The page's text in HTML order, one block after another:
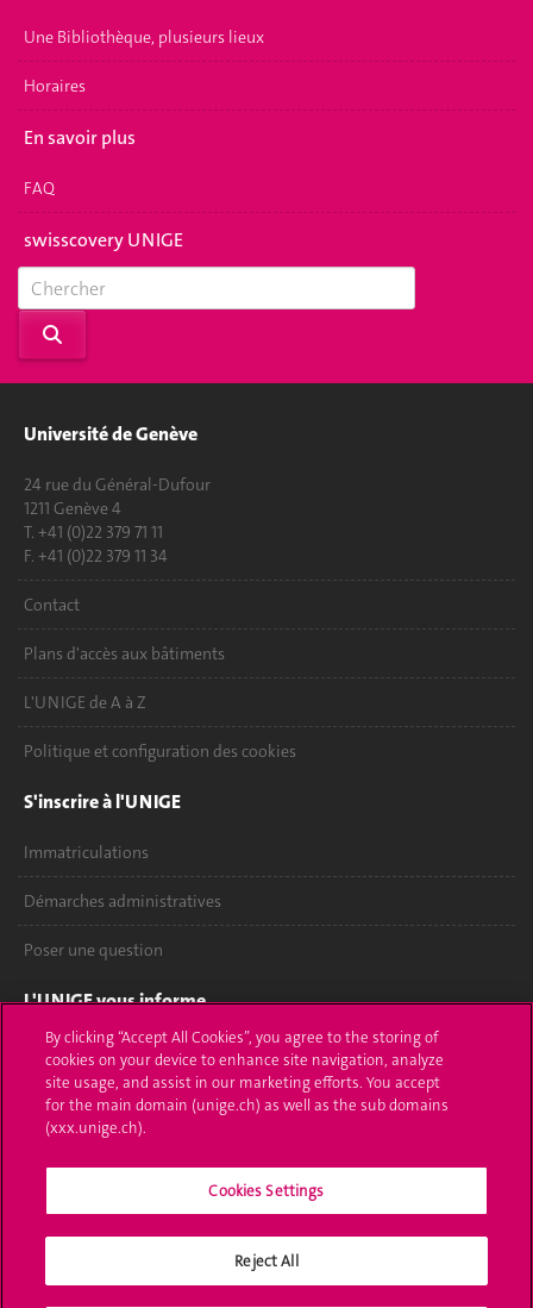
Une Bibliothèque, plusieurs lieux
Horaires
En savoir plus
FAQ
swisscovery UNIGE
Université de Genève
24 rue du Général-Dufour
1211 Genève 4
T. +41 (0)22 379 71 11
F. +41 (0)22 379 11 34
Contact
Plans d'accès aux bâtiments
L'UNIGE de A à Z
Politique et configuration des cookies
S'inscrire à l'UNIGE
Immatriculations
Démarches administratives
Poser une question
L'UNIGE vous informe
UNIGE Mobile
Médias
Calendrier académique
By clicking “Accept All Cookies”, you agree to the storing of
cookies on your device to enhance site navigation, analyze
site usage, and assist in our marketing efforts. You accept
for the main domain (unige.ch) as well as the sub domains
(xxx.unige.ch).
Cookies Settings
Reject All